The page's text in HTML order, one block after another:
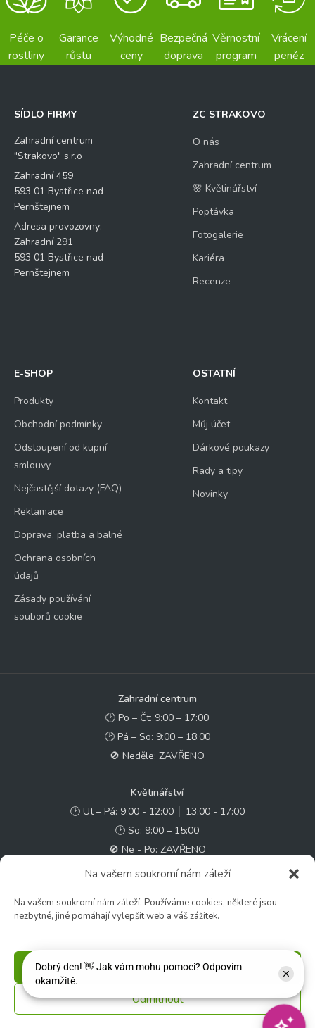
Na vašem soukromí nám záleží
Na vašem soukromí nám záleží. Používáme cookies, některé jsou
nezbytné, jiné pomáhají vylepšit web a váš zážitek.
Příjmout
Odmítnout
Péče o
rostliny
Garance
růstu
Výhodné
ceny
Bezpečná
doprava
Věrnostní
program
Vrácení
peněz
SÍDLO FIRMY
Zahradní centrum
"Strakovo" s.r.o
Zahradní 459
593 01 Bystřice nad
Pernštejnem
Adresa provozovny:
Zahradní 291
593 01 Bystřice nad
Pernštejnem
ZC STRAKOVO
O nás
Zahradní centrum
🌸 Květinářství
Poptávka
Fotogalerie
Kariéra
Recenze
E-SHOP
Produkty
Obchodní podmínky
Odstoupení od kupní
smlouvy
Nejčastější dotazy (FAQ)
Reklamace
Doprava, platba a balné
Ochrana osobních
údajů
Zásady používání
souborů cookie
OSTATNÍ
Kontakt
Můj účet
Dárkové poukazy
Rady a tipy
Novinky
Zahradní centrum
🕑 Po – Čt: 9:00 – 17:00
🕑 Pá – So: 9:00 – 18:00
🚫 Neděle: ZAVŘENO
Květinářství
🕑 Ut – Pá: 9:00 - 12:00 │ 13:00 - 17:00
🕑 So: 9:00 – 15:00
🚫 Ne - Po: ZAVŘENO
✉️ e-shop@zcstrakovo.cz
© 2026 Zahradní centrum "Strakovo" s.r.o. – Všechna práva vyhrazena. |